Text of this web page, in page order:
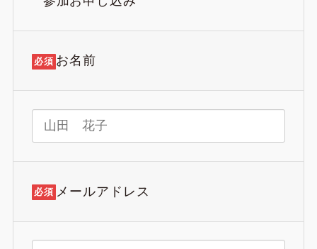
る
必須 お名前
必須 メールアドレス